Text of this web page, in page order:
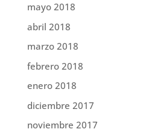
mayo 2018
abril 2018
marzo 2018
febrero 2018
enero 2018
diciembre 2017
noviembre 2017